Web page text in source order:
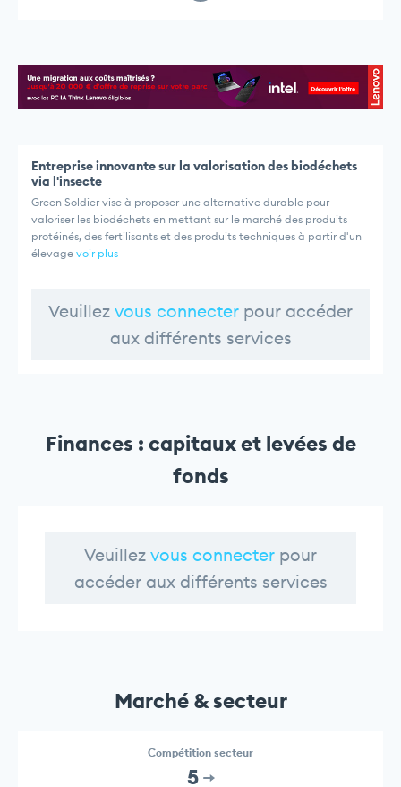
Entreprise innovante sur la valorisation des biodéchets
via l'insecte
Green Soldier vise à proposer une alternative durable pour
valoriser les biodéchets en mettant sur le marché des produits
protéinés, des fertilisants et des produits techniques à partir d'un
élevage voir plus
Veuillez vous connecter pour accéder
aux différents services
Finances : capitaux et levées de
fonds
Veuillez vous connecter pour
accéder aux différents services
Marché & secteur
Compétition secteur
5